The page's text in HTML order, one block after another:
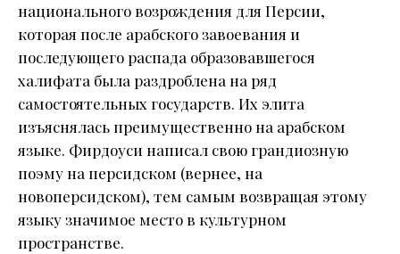
национального возрождения для Персии,
которая после арабского завоевания и
последующего распада образовавшегося
халифата была раздроблена на ряд
самостоятельных государств. Их элита
изъяснялась преимущественно на арабском
языке. Фирдоуси написал свою грандиозную
поэму на персидском (вернее, на
новоперсидском), тем самым возвращая этому
языку значимое место в культурном
пространстве.